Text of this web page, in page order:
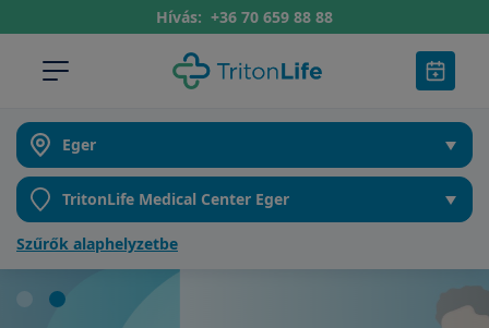
Hívás: +36 70 659 88 88
Szűrők alaphelyzetbe